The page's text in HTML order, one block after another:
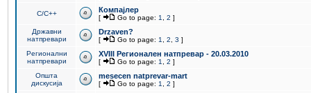
C/C++ Компајлер
[ Go to page: 1 2 ]
Државни
натпревари
Drzaven?
[ Go to page: 1 2 3 ]
Регионални
натпревари
XVIII Регионален натпревар - 20.03.2010
[ Go to page: 1 2 ]
Општа
дискусија
mesecen natprevar-mart
[ Go to page: 1 2 ]